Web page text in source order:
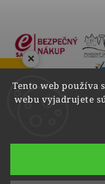
Tento web používa
webu vyjadrujete
ZOBRAZIŤ RECENZIE
×